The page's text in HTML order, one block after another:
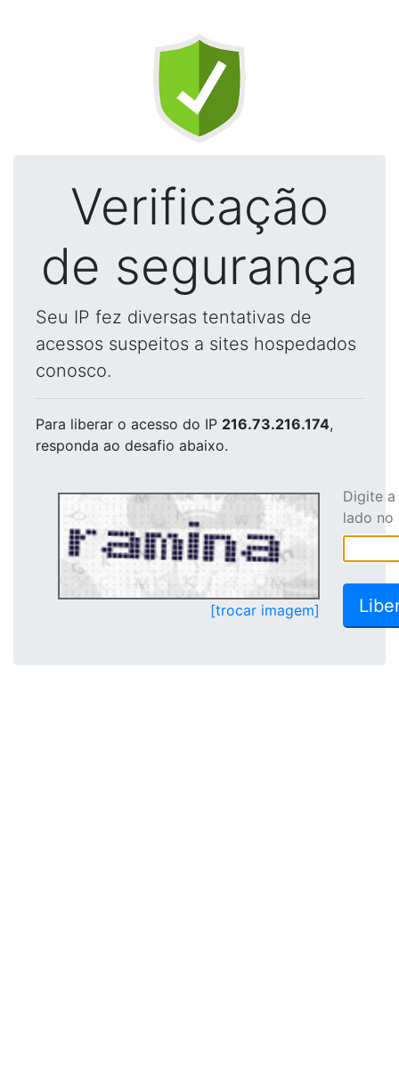
Verificação
de segurança
Seu IP fez diversas tentativas de
acessos suspeitos a sites hospedados
conosco.
Para liberar o acesso do IP 216.73.216.174,
responda ao desafio abaixo.
[trocar imagem]
Digite
lado no